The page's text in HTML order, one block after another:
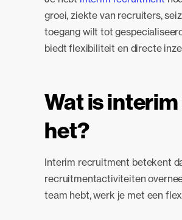
groei, ziekte van recruiters,
toegang wilt tot
biedt flexibiliteit en directe
Wat is
het?
Interim recruitment betekent
recruitmentactiviteiten
team hebt, werk je met een